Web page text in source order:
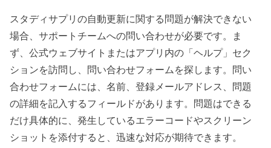
スタディサプリの自動更新に関する問題が解決できない
場合、サポートチームへの問い合わせが必要です。ま
ず、公式ウェブサイトまたはアプリ内の「ヘルプ」セク
ションを訪問し、問い合わせフォームを探します。問い
合わせフォームには、名前、登録メールアドレス、問題
の詳細を記入するフィールドがあります。問題はできる
だけ具体的に、発生しているエラーコードやスクリーン
ショットを添付すると、迅速な対応が期待できます。